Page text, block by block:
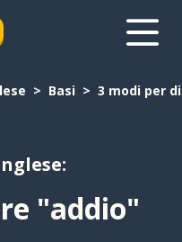
Basi 3 modi per
"addio"